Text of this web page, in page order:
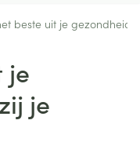
beste uit je gezondheid
je
je